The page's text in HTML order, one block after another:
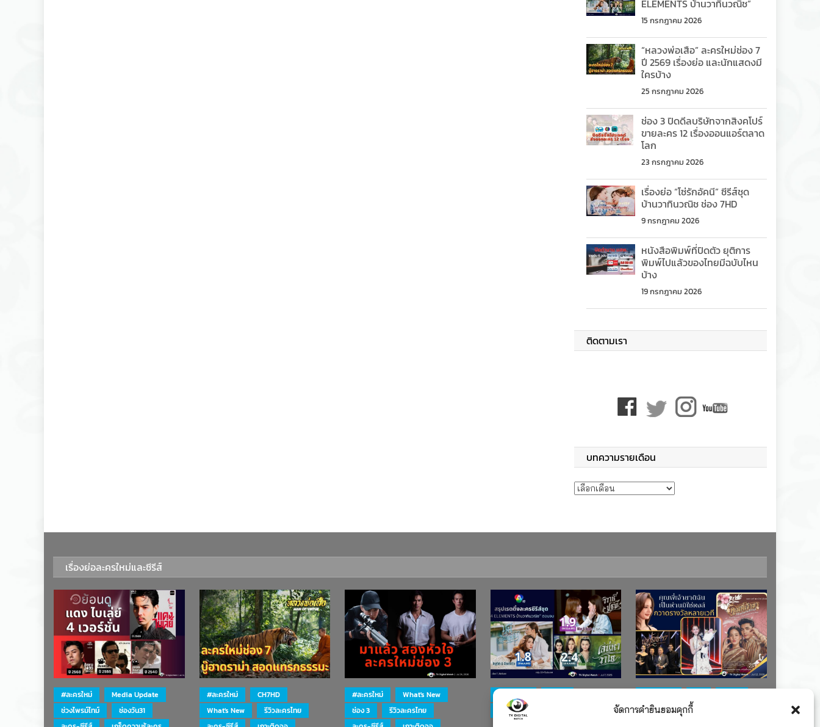
จัดการคำยินยอมคุกกี้
ELEMENTS บ้านวาทินวณิช”
15 กรกฎาคม 2026
“หลวงพ่อเสือ” ละครใหม่ช่อง 7
ปี 2569 เรื่องย่อ และนักแสดงมี
ใครบ้าง
25 กรกฎาคม 2026
ช่อง 3 ปิดดีลบริษัทจากสิงคโปร์
ขายละคร 12 เรื่องออนแอร์ตลาด
โลก
23 กรกฎาคม 2026
เรื่องย่อ “โซ่รักอัคนี” ซีรีส์ชุด
บ้านวาทินวณิช ช่อง 7HD
9 กรกฎาคม 2026
หนังสือพิมพ์ที่ปิดตัว ยุติการ
พิมพ์ไปแล้วของไทยมีฉบับไหน
บ้าง
19 กรกฎาคม 2026
ติดตามเรา
บทความรายเดือน
บทความรายเดือน
เรื่องย่อละครใหม่และซีรีส์
#ละครใหม่
Media Update
ช่วงไพรม์ไทม์
ช่องวัน31
#ละครใหม่
CH7HD
What's New
รีวิวละครไทย
#ละครใหม่
What's New
ช่อง 3
รีวิวละครไทย
ละคร-ซีรีส์
รางวัล
ละคร-ซีรีส์